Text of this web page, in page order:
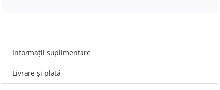
Informații suplimentare
Livrare și plată